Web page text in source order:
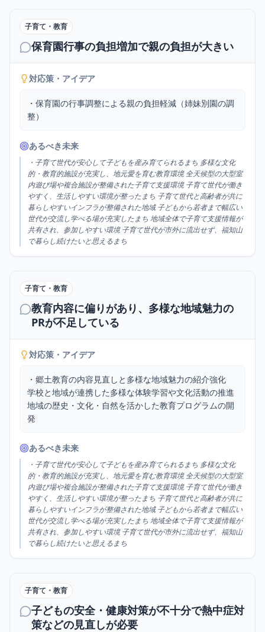
子育て・教育
保育園行事の負担増加で親の負担が大きい
対応策・アイデア
・保育園の行事調整による親の負担軽減（姉妹別園の調
整）
あるべき未来
・子育て世代が安心して子どもを産み育てられるまち 多様な文化
的・教育的施設が充実し、地元愛を育む教育環境 全天候型の大型室
内遊び場や複合施設が整備された子育て支援環境 子育て世代が働き
やすく、生活しやすい環境が整ったまち 子育て世代と高齢者が共に
暮らしやすいインフラが整備された地域 子どもから若者まで幅広い
世代が交流し学べる場が充実したまち 地域全体で子育て支援情報が
共有され、参加しやすい環境 子育て世代が市外に流出せず、福知山
で暮らし続けたいと思えるまち
子育て・教育
教育内容に偏りがあり、多様な地域魅力の
PRが不足している
対応策・アイデア
・郷土教育の内容見直しと多様な地域魅力の紹介強化
学校と地域が連携した多様な体験学習や文化活動の推進
地域の歴史・文化・自然を活かした教育プログラムの開
発
あるべき未来
・子育て世代が安心して子どもを産み育てられるまち 多様な文化
的・教育的施設が充実し、地元愛を育む教育環境 全天候型の大型室
内遊び場や複合施設が整備された子育て支援環境 子育て世代が働き
やすく、生活しやすい環境が整ったまち 子育て世代と高齢者が共に
暮らしやすいインフラが整備された地域 子どもから若者まで幅広い
世代が交流し学べる場が充実したまち 地域全体で子育て支援情報が
共有され、参加しやすい環境 子育て世代が市外に流出せず、福知山
で暮らし続けたいと思えるまち
子育て・教育
子どもの安全・健康対策が不十分で熱中症対
策などの見直しが必要